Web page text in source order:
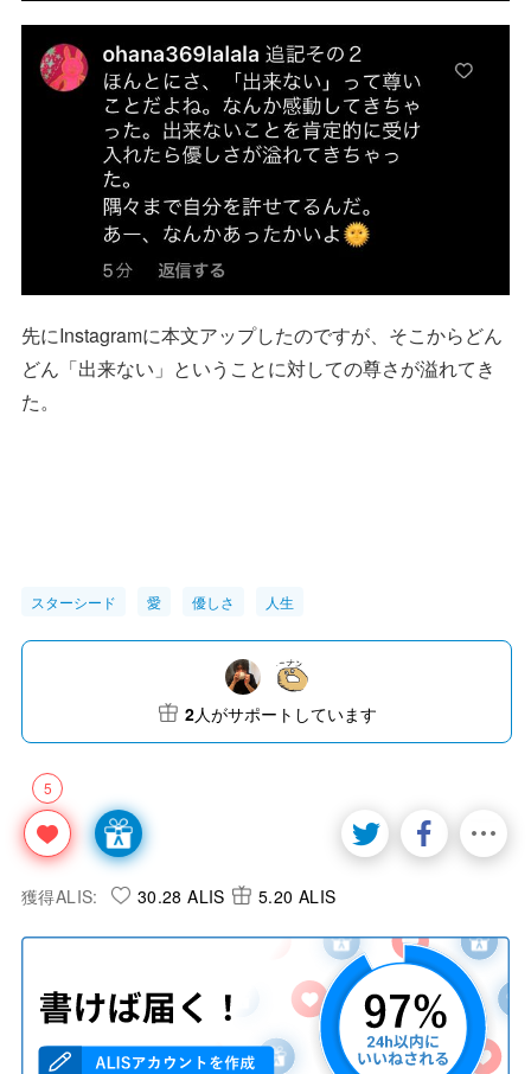
先にInstagramに本文アップしたのですが、そこからどん
どん「出来ない」ということに対しての尊さが溢れてき
た。
スターシード 愛 優しさ 人生
5
2人がサポートしています
獲得ALIS: 30.28 ALIS 5.20 ALIS